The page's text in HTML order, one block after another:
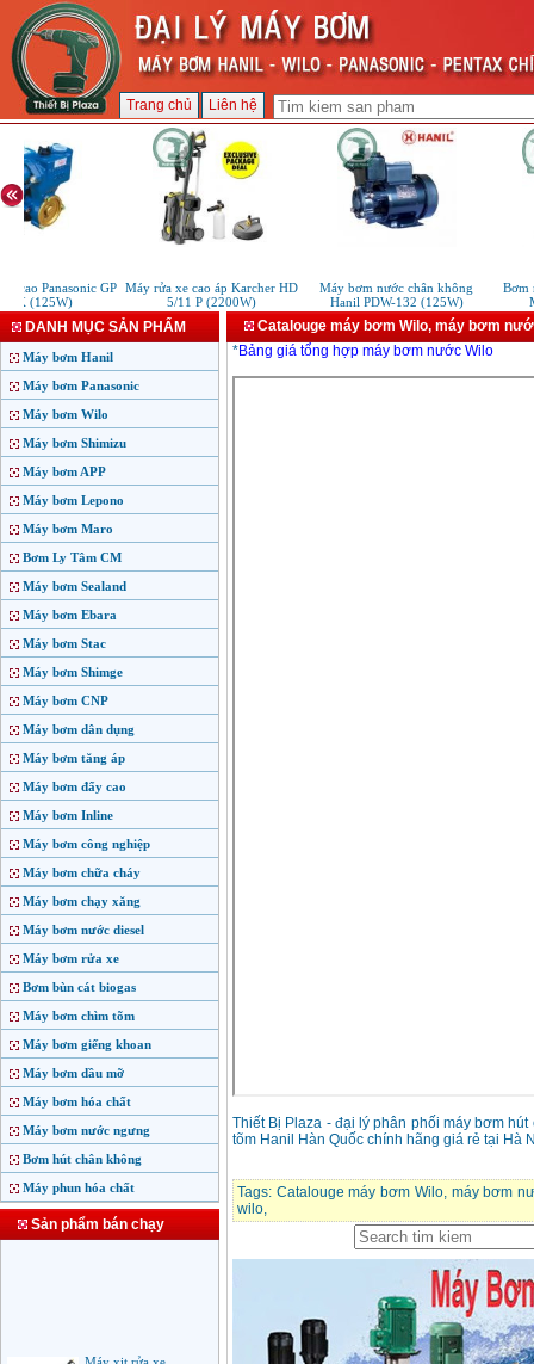
Trang chủ Liên hệ
cao Panasonic GP
(125W)
Máy rửa xe cao áp Karcher HD
5/11 P (2200W)
Máy bơm nước chân không
Hanil PDW-132 (125W)
Bơm
DANH MỤC SẢN PHẨM
Máy bơm Hanil
Máy bơm Panasonic
Máy bơm Wilo
Máy bơm Shimizu
Máy bơm APP
Máy bơm Lepono
Máy bơm Maro
Bơm Ly Tâm CM
Máy bơm Sealand
Máy bơm Ebara
Máy bơm Stac
Máy bơm Shimge
Máy bơm CNP
Máy bơm dân dụng
Máy bơm tăng áp
Máy bơm đẩy cao
Máy bơm Inline
Máy bơm công nghiệp
Máy bơm chữa cháy
Máy bơm chạy xăng
Máy bơm nước diesel
Máy bơm rửa xe
Bơm bùn cát biogas
Máy bơm chìm tõm
Máy bơm giếng khoan
Máy bơm dầu mỡ
Máy bơm hóa chất
Máy bơm nước ngưng
Bơm hút chân không
Máy phun hóa chất
Sản phẩm bán chạy
Máy xịt rửa xe
Catalouge máy bơm Wilo, máy bơm
*Bảng giá tổng hợp máy bơm nước Wilo
Thiết Bị Plaza - đại lý phân phối máy bơm
tõm Hanil Hàn Quốc chính hãng giá rẻ tại Hà
Tags: Catalouge máy bơm Wilo, máy bơm
wilo,